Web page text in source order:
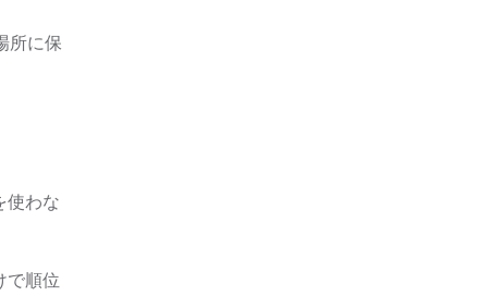
所に保
使わな
で順位